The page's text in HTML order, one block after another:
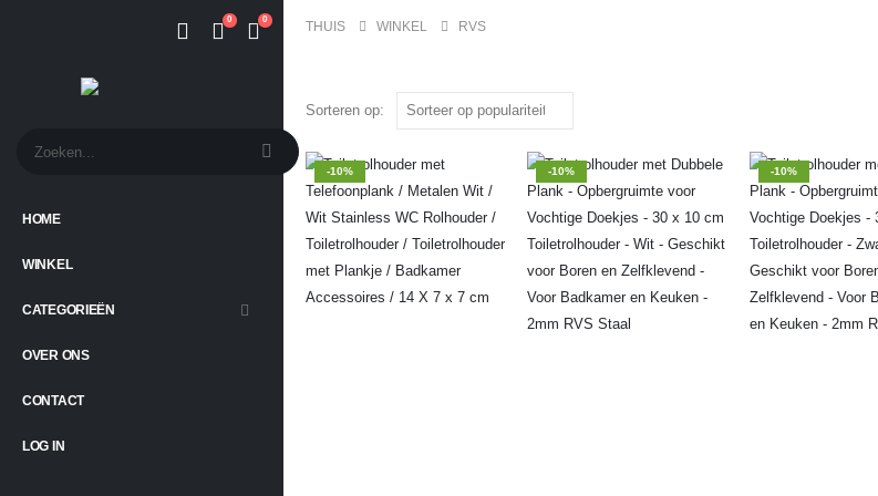
0 0
HOME
WINKEL
CATEGORIEËN
OVER ONS
CONTACT
LOG IN
THUIS WINKEL RVS
Sorteren op:
-10% -10% -10%